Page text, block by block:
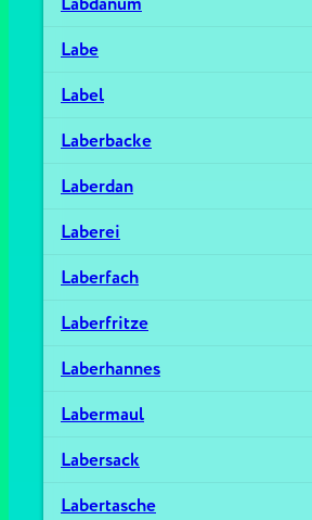
Labe
Label
Laberbacke
Laberdan
Laberei
Laberfach
Laberfritze
Laberhannes
Labermaul
Labersack
Labertasche